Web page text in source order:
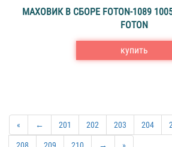
МАХОВИК В СБОРЕ FOTON-1089
FOTON
купить
« ← 201 202 203 204